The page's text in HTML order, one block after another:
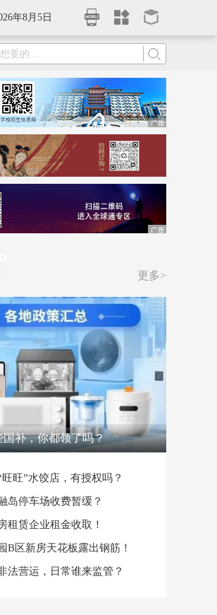
年8月5日
更多>
国补，你都领了吗？
旺”水饺店，有授权吗？
岛停车场收费暂缓？
租赁企业租金收取！
B区新房天花板露出钢筋！
法营运，日常谁来监管？